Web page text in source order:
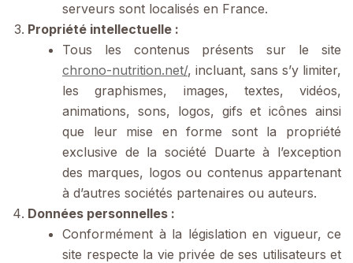
serveurs sont localisés en France.
Propriété intellectuelle :
Tous les contenus présents sur le site
chrono-nutrition.net/, incluant, sans s’y limiter,
les graphismes, images, textes, vidéos,
animations, sons, logos, gifs et icônes ainsi
que leur mise en forme sont la propriété
exclusive de la société Duarte à l’exception
des marques, logos ou contenus appartenant
à d’autres sociétés partenaires ou auteurs.
Données personnelles :
Conformément à la législation en vigueur, ce
site respecte la vie privée de ses utilisateurs et